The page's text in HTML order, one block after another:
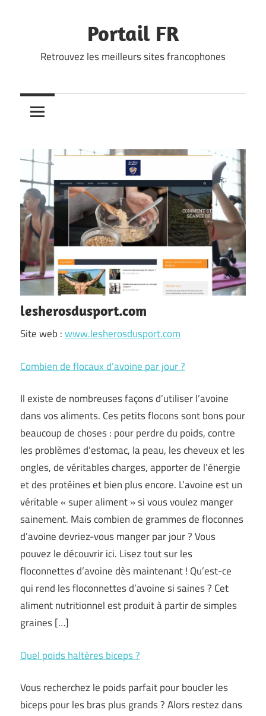
Portail FR
Retrouvez les meilleurs sites francophones
lesherosdusport.com
Site web :www.lesherosdusport.com
Combien de flocaux d’avoine par jour ?
Il existe de nombreuses façons d’utiliser l’avoine
dans vos aliments. Ces petits flocons sont bons pour
beaucoup de choses : pour perdre du poids, contre
les problèmes d’estomac, la peau, les cheveux et les
ongles, de véritables charges, apporter de l’énergie
et des protéines et bien plus encore. L’avoine est un
véritable « super aliment » si vous voulez manger
sainement. Mais combien de grammes de floconnes
d’avoine devriez-vous manger par jour ? Vous
pouvez le découvrir ici. Lisez tout sur les
floconnettes d’avoine dès maintenant ! Qu’est-ce
qui rend les floconnettes d’avoine si saines ? Cet
aliment nutritionnel est produit à partir de simples
graines […]
Quel poids haltères biceps ?
Vous recherchez le poids parfait pour boucler les
biceps pour les bras plus grands ? Alors restez dans